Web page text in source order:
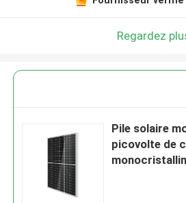
Regardez
Pile solaire
picovolte de